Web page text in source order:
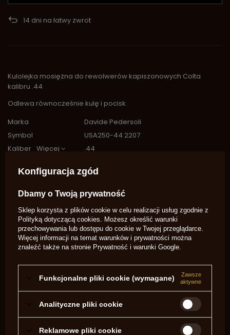
14 dni na łatwy zwrot
Kulolejka mosiężna do rewolwerów kapiszonowych Colta
kalibru .44
Odlewa równocześnie kulę i pocisk.
Marka
Davide Pedersoli
Symbol
USA250-44 2207
Kaliber Więcej
.44
szerokość 7 cm
długość 18 cm
Potrzebujesz pomocy? Masz pytania?
Zadaj pytanie a my odpowiemy
niezwłocznie, najciekawsze pytania i
odpowiedzi publikując dla innych.
Zadaj pytanie
NAPISZ SWOJĄ OPINIĘ
Twoja ocena:
5/5
Konfiguracja zgód
Dbamy o Twoją prywatność
Sklep korzysta z plików cookie w celu realizacji usług zgodnie z
Polityką dotyczącą cookies . Możesz określić warunki
przechowywania lub dostępu do cookie w Twojej przeglądarce.
Więcej informacji na temat warunków i prywatności można
znaleźć także na stronie Prywatność i warunki Google
Funkcjonalne pliki cookie (wymagane)
Zawsze
aktywne
Analityczne pliki cookie
Reklamowe pliki cookie